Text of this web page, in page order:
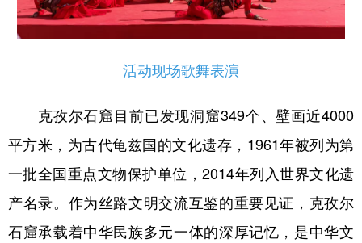
活动现场歌舞表演
克孜尔石窟目前已发现洞窟349个、壁画近4000
平方米，为古代龟兹国的文化遗存，1961年被列为第
一批全国重点文物保护单位，2014年列入世界文化遗
产名录。作为丝路文明交流互鉴的重要见证，克孜尔
石窟承载着中华民族多元一体的深厚记忆，是中华文